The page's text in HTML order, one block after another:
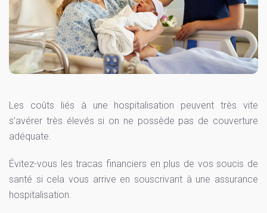
Les coûts liés à une hospitalisation peuvent très vite
s’avérer très élevés si on ne possède pas de couverture
adéquate.
Évitez-vous les tracas financiers en plus de vos soucis de
santé si cela vous arrive en souscrivant à une assurance
hospitalisation.